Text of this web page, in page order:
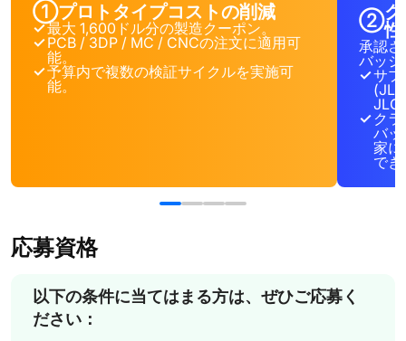
①プロトタイプコストの削減
最大 1,600ドル分の製造クーポン。
PCB / 3DP / MC / CNCの注文に適用可
能。
予算内で複数の検証サイクルを実施可
能。
②
承認
バッ
サ
ク
バ
家
で
応募資格
以下の条件に当てはまる方は、ぜひご応募く
ださい：